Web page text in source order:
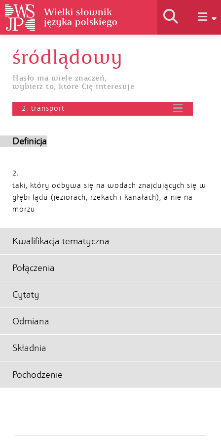
Historia słownika
Jak korzystać
śródlądowy
Hasło ma wiele znaczeń,
wybierz to, które Cię interesuje
2. transport
Definicja
2.
taki, który odbywa się na wodach znajdujących się w
głębi lądu (jeziorach, rzekach i kanałach), a nie na
morzu
Kwalifikacja tematyczna
Połączenia
Cytaty
Odmiana
Składnia
Pochodzenie